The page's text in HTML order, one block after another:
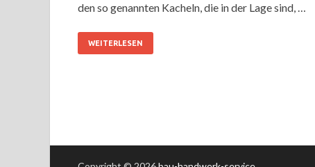
den so genannten Kacheln, die in der Lage sind, …
WEITERLESEN